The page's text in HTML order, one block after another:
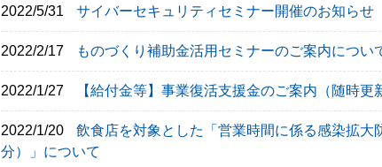
2022/5/31 サイバーセキュリティセミナー開催のお知らせ
2022/2/17 ものづくり補助金活用セミナーのご案内につい
2022/1/27 【給付金等】事業復活支援金のご案内（随時更
2022/1/20
飲食店を対象とした「営業時間に係る感染拡
分）」について